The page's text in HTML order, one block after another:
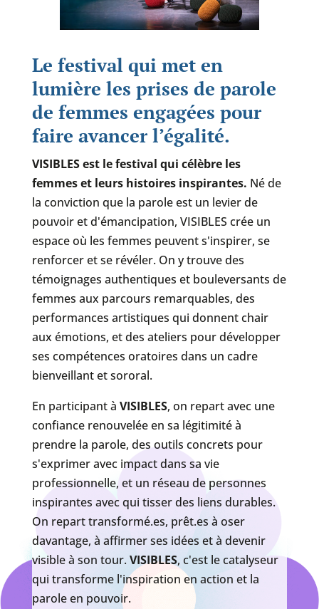
Le festival qui met en
lumière les prises de parole
de femmes engagées pour
faire avancerl’égalité.
VISIBLES est le festival qui célèbre les
femmes et leurs histoires inspirantes. Né de
la conviction que la parole est un levier de
pouvoir et d'émancipation, VISIBLES crée un
espace où les femmes peuvent s'inspirer, se
renforcer et se révéler. On y trouve des
témoignages authentiques et bouleversants de
femmes aux parcours remarquables, des
performances artistiques qui donnent chair
aux émotions, et des ateliers pour développer
ses compétences oratoires dans un cadre
bienveillant et sororal.
En participant à VISIBLES, on repart avec une
confiance renouvelée en sa légitimité à
prendre la parole, des outils concrets pour
s'exprimer avec impact dans sa vie
professionnelle, et un réseau de personnes
inspirantes avec qui tisser des liens durables.
On repart transformé.es, prêt.es à oser
davantage, à affirmer ses idées et à devenir
visible à son tour.VISIBLES, c'est le catalyseur
qui transforme l'inspiration en action et la
parole en pouvoir.